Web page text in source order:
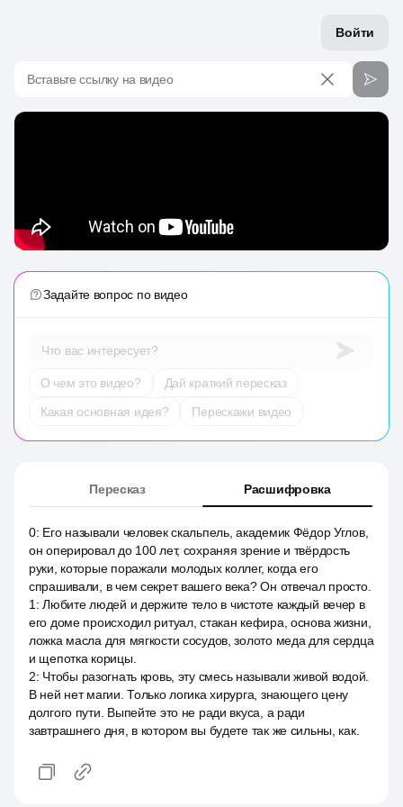
Войти
Вставьте ссылку на видео
Задайте вопрос по видео
Что вас интересует?
О чем это видео?
Дай краткий пересказ
Какая основная идея?
Перескажи видео
Пересказ Расшифровка
0: Его называли человек скальпель, академик Фёдор Углов,
он оперировал до 100 лет, сохраняя зрение и твёрдость
руки, которые поражали молодых коллег, когда его
спрашивали, в чем секрет вашего века? Он отвечал просто.
1 :Любите людей и держите тело в чистоте каждый вечер в
его доме происходил ритуал, стакан кефира, основа жизни,
ложка масла для мягкости сосудов, золото меда для сердца
и щепотка корицы.
2: Чтобы разогнать кровь, эту смесь называли живой водой.
В ней нет магии. Только логика хирурга, знающего цену
долгого пути. Выпейте это не ради вкуса, а ради
завтрашнего дня, в котором вы будете так же сильны, как.